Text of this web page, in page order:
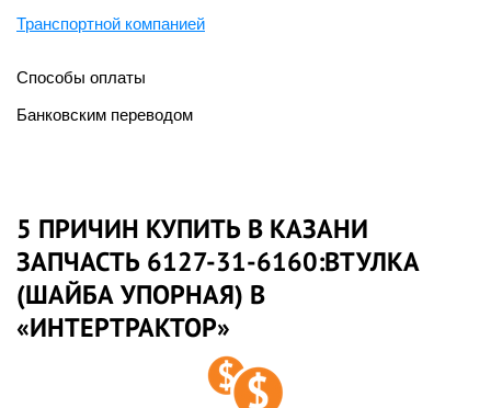
Транспортной компанией
Способы оплаты
Банковским переводом
5 ПРИЧИН КУПИТЬ В КАЗАНИ
ЗАПЧАСТЬ 6127-31-6160:ВТУЛКА
(ШАЙБА УПОРНАЯ) В
«ИНТЕРТРАКТОР»